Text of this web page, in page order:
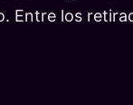
los